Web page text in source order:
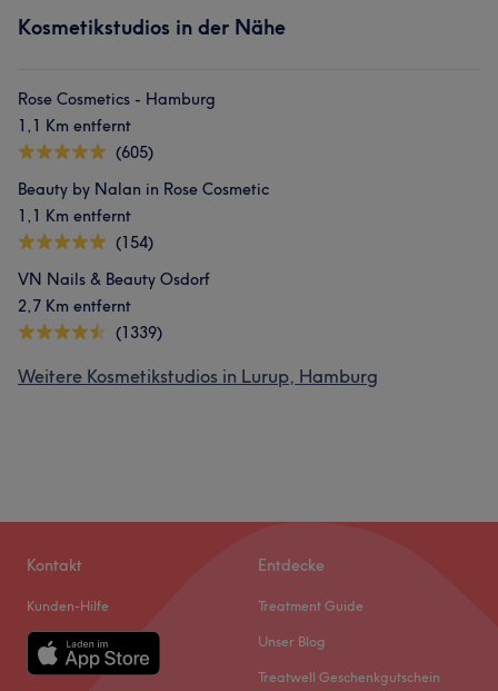
Kosmetikstudios in der Nähe
Rose Cosmetics - Hamburg
1,1 Km entfernt
(605)
Beauty by Nalan in Rose Cosmetic
1,1 Km entfernt
(154)
VN Nails & Beauty Osdorf
2,7 Km entfernt
(1339)
Weitere Kosmetikstudios in Lurup, Hamburg
Kontakt
Kunden-Hilfe
Entdecke
Treatment Guide
Unser Blog
Treatwell Geschenkgutschein